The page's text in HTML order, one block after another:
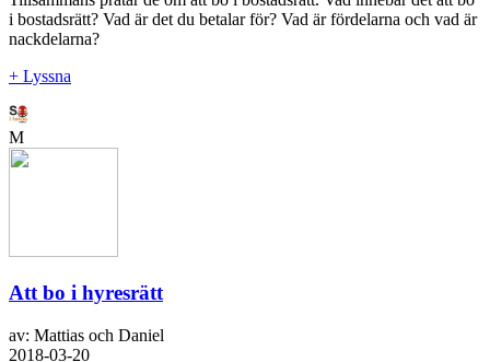
i bostadsrätt? Vad är det du betalar för? Vad är fördelarna och vad är
nackdelarna?
+ Lyssna
M
Att bo i hyresrätt
av: Mattias och Daniel
2018-03-20